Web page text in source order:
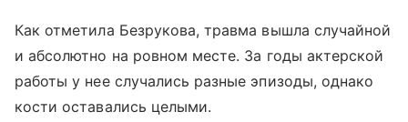
Как отметила Безрукова, травма вышла случайной
и абсолютно на ровном месте. За годы актерской
работы у нее случались разные эпизоды, однако
кости оставались целыми.